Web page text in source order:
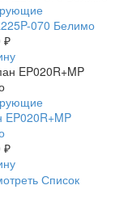
070 Белимо
₽
EP020R+MP
₽
Список